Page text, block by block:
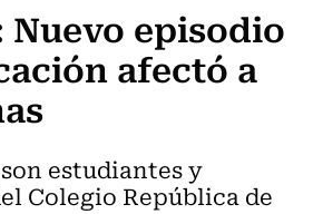
episodio
afectó a
estudiantes y
Colegio República de